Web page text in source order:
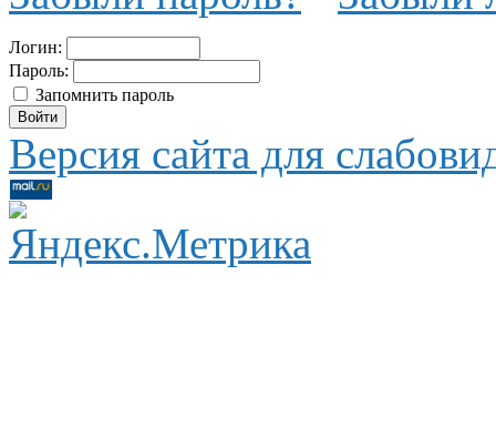
Логин:
Пароль:
Запомнить пароль
Версия сайта для